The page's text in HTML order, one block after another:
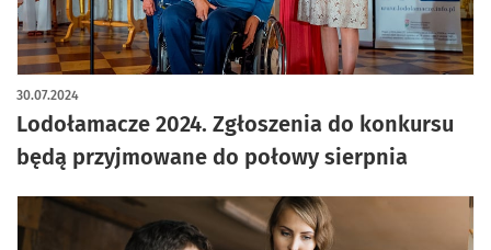
Lodołamacze 2024. Zgłoszenia do konkursu
będą przyjmowane do połowy sierpnia
30.07.2024